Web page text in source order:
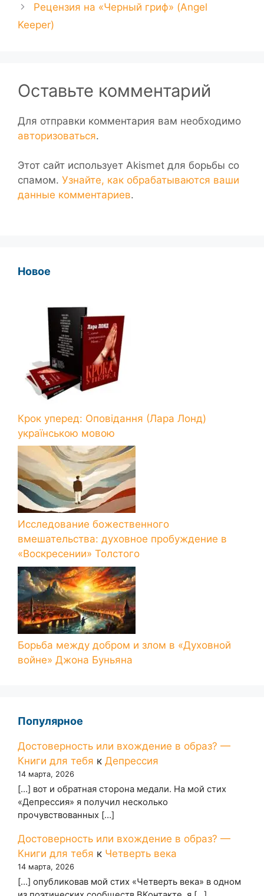
Рецензия на «Черный гриф» (Angel
Keeper)
Оставьте комментарий
Для отправки комментария вам необходимо
авторизоваться.
Этот сайт использует Akismet для борьбы со
спамом. Узнайте, как обрабатываются ваши
данные комментариев.
Новое
Крок уперед: Оповідання (Лара Лонд)
українською мовою
Исследование божественного
вмешательства: духовное пробуждение в
«Воскресении» Толстого
Борьба между добром и злом в «Духовной
войне» Джона Буньяна
Популярное
Достоверность или вхождение в образ? —
Книги для тебя к Депрессия
14 марта, 2026
[…] вот и обратная сторона медали. На мой стих
«Депрессия» я получил несколько
прочувствованных […]
Достоверность или вхождение в образ? —
Книги для тебя к Четверть века
14 марта, 2026
[…] опубликовав мой стих «Четверть века» в одном